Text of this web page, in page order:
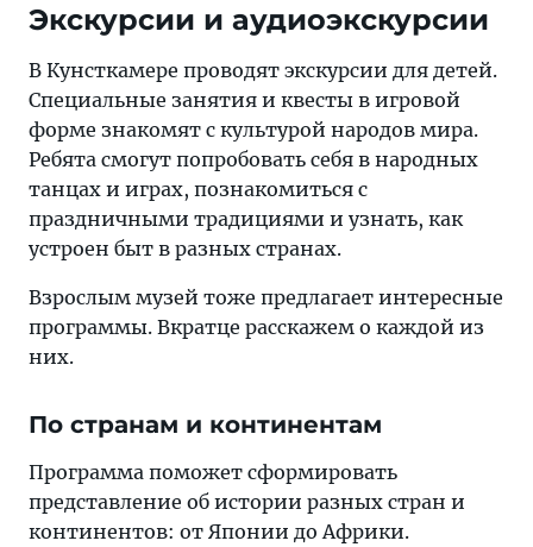
Экскурсии и аудиоэкскурсии
В Кунсткамере проводят экскурсии для детей.
Специальные занятия и квесты в игровой
форме знакомят с культурой народов мира.
Ребята смогут попробовать себя в народных
танцах и играх, познакомиться с
праздничными традициями и узнать, как
устроен быт в разных странах.
Взрослым музей тоже предлагает интересные
программы. Вкратце расскажем о каждой из
них.
По странам и континентам
Программа поможет сформировать
представление об истории разных стран и
континентов: от Японии до Африки.